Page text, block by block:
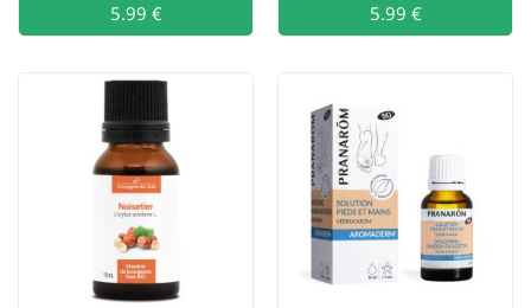
5.99 € Ajouter au5.99 €